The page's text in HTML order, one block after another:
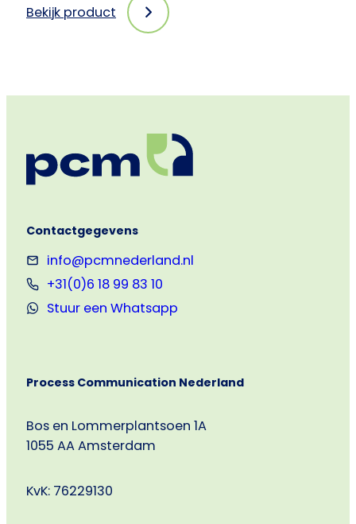
Bekijk product
:
persoonlijkheidstypen -
logo
(NL/EN)
Contactgegevens
info@pcmnederland.nl
+31(0)6 18 99 83 10
Stuur een Whatsapp
Process Communication Nederland
Bos en Lommerplantsoen 1A
1055 AA Amsterdam
KvK: 76229130